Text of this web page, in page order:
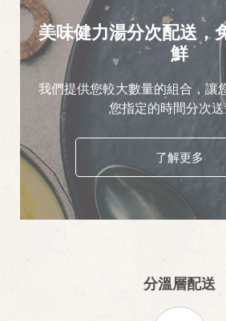
美味健力湯分次配送，
鮮
我們提供您較大數量的組合，讓
您指定的時間分次送
了解更多
分溫層配送